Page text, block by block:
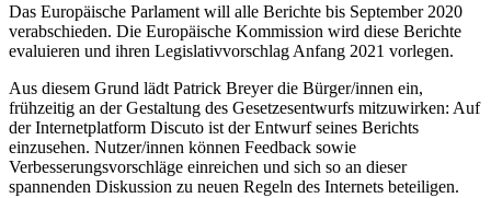
Das Europäische Parlament will alle Berichte bis September 2020
verabschieden. Die Europäische Kommission wird diese Berichte
evaluieren und ihren Legislativvorschlag Anfang 2021 vorlegen.
Aus diesem Grund lädt Patrick Breyer die Bürger/innen ein,
frühzeitig an der Gestaltung des Gesetzesentwurfs mitzuwirken: Auf
der Internetplatform Discuto ist der Entwurf seines Berichts
einzusehen. Nutzer/innen können Feedback sowie
Verbesserungsvorschläge einreichen und sich so an dieser
spannenden Diskussion zu neuen Regeln des Internets beteiligen.